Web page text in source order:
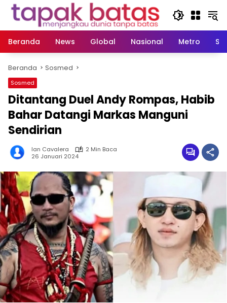
Langsung
Beranda
News Global Nasional Metro
Beranda Sosmed
Sosmed
Ditantang Duel Andy Rompas, Habib
Bahar Datangi Markas Manguni
Sendirian
Ian Cavalera
2 Min Baca
26 Januari 2024